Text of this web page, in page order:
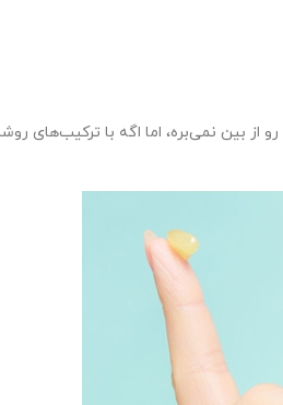
از بین نمی‌بره، اما اگه با ترکیب‌های